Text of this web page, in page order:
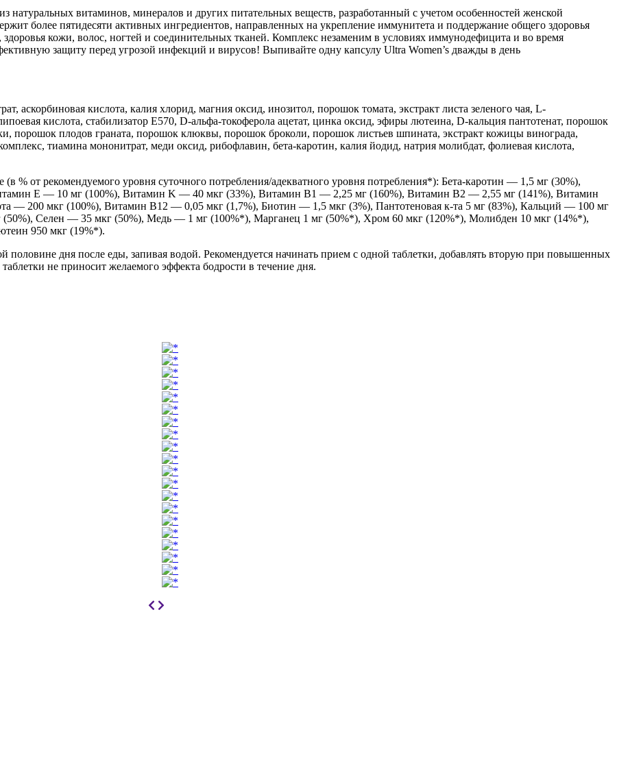
витаминов, минералов и других питательных веществ, разработанный с учетом особенностей женской
более пятидесяти активных ингредиентов, направленных на укрепление иммунитета и поддержание общего здоровья
кожи, волос, ногтей и соединительных тканей. Комплекс незаменим в условиях иммунодефицита и во время
защиту перед угрозой инфекций и вирусов! Выпивайте одну капсулу Ultra Women’s дважды в день
аскорбиновая кислота, калия хлорид, магния оксид, инозитол, порошок томата, экстракт листа зеленого чая, L-
кислота, стабилизатор Е570, D-альфа-токоферола ацетат, цинка оксид, эфиры лютеина, D-кальция пантотенат, порошок
порошок плодов граната, порошок клюквы, порошок броколи, порошок листьев шпината, экстракт кожицы винограда,
тиамина мононитрат, меди оксид, рибофлавин, бета-каротин, калия йодид, натрия молибдат, фолиевая кислота,
% от рекомендуемого уровня суточного потребления/адекватного уровня потребления*): Бета-каротин — 1,5 мг (30%),
E — 10 мг (100%), Витамин K — 40 мкг (33%), Витамин B1 — 2,25 мг (160%), Витамин B2 — 2,55 мг (141%), Витамин
— 200 мкг (100%), Витамин B12 — 0,05 мкг (1,7%), Биотин — 1,5 мкг (3%), Пантотеновая к-та 5 мг (83%), Кальций — 100 мг
Селен — 35 мкг (50%), Медь — 1 мг (100%*), Марганец 1 мг (50%*), Хром 60 мкг (120%*), Молибден 10 мкг (14%*),
950 мкг (19%*).
дня после еды, запивая водой. Рекомендуется начинать прием с одной таблетки, добавлять вторую при повышенных
не приносит желаемого эффекта бодрости в течение дня.